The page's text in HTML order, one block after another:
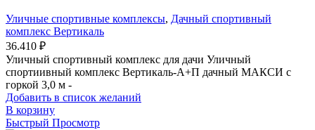
Уличные спортивные комплексы, Дачный спортивный
комплекс Вертикаль
36.410 ₽
Уличный спортивный комплекс для дачи Уличный
спортиивный комплекс Вертикаль-А+П дачный МАКСИ с
горкой 3,0 м -
Добавить в список желаний
В корзину
Быстрый Просмотр